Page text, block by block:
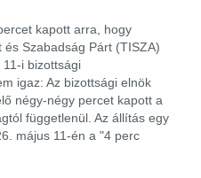
kapott arra, hogy
Szabadság Párt (TISZA)
i bizottsági
igaz: Az bizottsági elnök
négy-négy percet kapott a
függetlenül. Az állítás egy
május 11-én a "4 perc